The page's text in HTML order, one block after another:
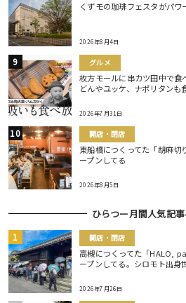
くずモの珈琲フェスタがパワ
2026年8月4日
グルメ
枚方モールに串カツ田中で食
どんやユッケ、ナポリタンも
2026年7月31日
開店・閉店
東船橋につくってた「胡麻切
ープンしてる
2026年8月5日
ひらつー月間人気記
開店・閉店
高槻につくってた「HALO,
ープンしてる。シロモト出身
2026年7月26日